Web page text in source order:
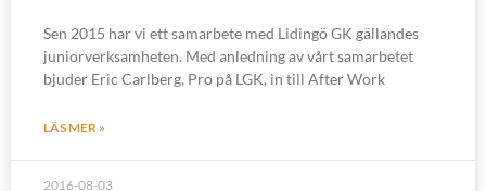
Sen 2015 har vi ett samarbete med Lidingö GK gällandes
juniorverksamheten. Med anledning av vårt samarbetet
bjuder Eric Carlberg, Pro på LGK, in till After Work
LÄS MER »
2016-08-03